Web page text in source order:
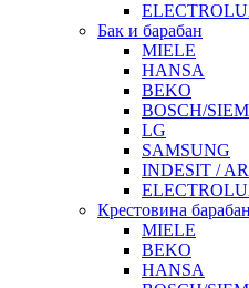
Бак и барабан
MIELE
HANSA
BEKO
BOSCH/
LG
SAMSUNG
INDESIT /
Крестовина
MIELE
BEKO
HANSA